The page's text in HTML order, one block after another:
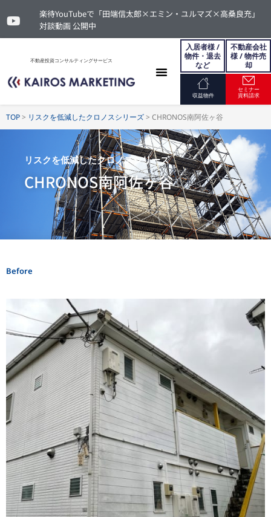
楽待YouTubeで「田端信太郎×エミン・ユルマズ×高桑良充」
対談動画 公開中
不動産投資コンサルティングサービス
入居者様 /
物件・退去
など
不動産会社
様 / 物件売
却
収益物件
セミナー
資料請求
TOP> リスクを低減したクロノスシリーズ> CHRONOS南阿佐ヶ谷
リスクを低減したクロノスシリーズ
CHRONOS南阿佐ヶ谷
Before